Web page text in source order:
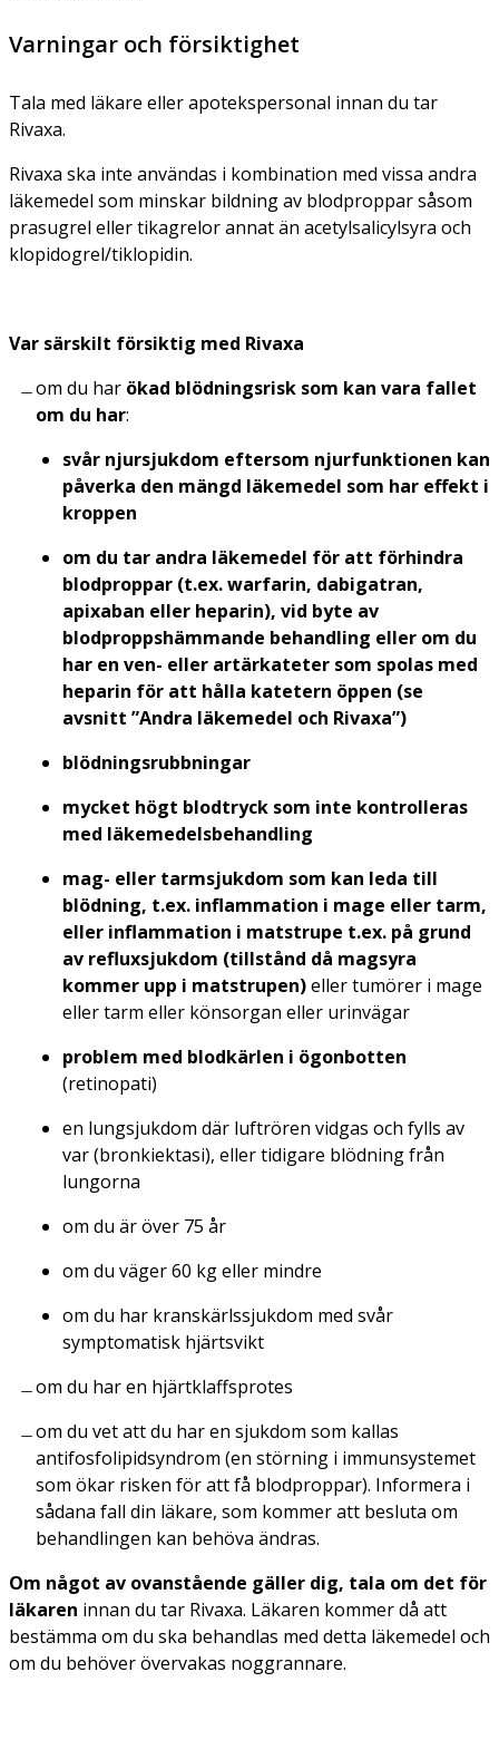
Varningar och försiktighet
Tala med läkare eller apotekspersonal innan du tar
Rivaxa.
Rivaxa ska inte användas i kombination med vissa andra
läkemedel som minskar bildning av blodproppar såsom
prasugrel eller tikagrelor annat än acetylsalicylsyra och
klopidogrel/tiklopidin.
Var särskilt försiktig med Rivaxa
om du har ökad blödningsrisk som kan vara fallet
om du har:
svår njursjukdom eftersom njurfunktionen kan
påverka den mängd läkemedel som har effekt i
kroppen
om du tar andra läkemedel för att förhindra
blodproppar (t.ex. warfarin, dabigatran,
apixaban eller heparin), vid byte av
blodproppshämmande behandling eller om du
har en ven- eller artärkateter som spolas med
heparin för att hålla katetern öppen (se
avsnitt ”Andra läkemedel och Rivaxa”)
blödningsrubbningar
mycket högt blodtryck som inte kontrolleras
med läkemedelsbehandling
mag- eller tarmsjukdom som kan leda till
blödning, t.ex. inflammation i mage eller tarm,
eller inflammation i matstrupe t.ex. på grund
av refluxsjukdom (tillstånd då magsyra
kommer upp i matstrupen)eller tumörer i mage
eller tarm eller könsorgan eller urinvägar
problem med blodkärlen i ögonbotten
(retinopati)
en lungsjukdom där luftrören vidgas och fylls av
var (bronkiektasi), eller tidigare blödning från
lungorna
om du är över 75 år
om du väger 60 kg eller mindre
om du har kranskärlssjukdom med svår
symptomatisk hjärtsvikt
om du har en hjärtklaffsprotes
om du vet att du har en sjukdom som kallas
antifosfolipidsyndrom (en störning i immunsystemet
som ökar risken för att få blodproppar). Informera i
sådana fall din läkare, som kommer att besluta om
behandlingen kan behöva ändras.
Om något av ovanstående gäller dig, tala om det för
läkaren innan du tar Rivaxa. Läkaren kommer då att
bestämma om du ska behandlas med detta läkemedel och
om du behöver övervakas noggrannare.